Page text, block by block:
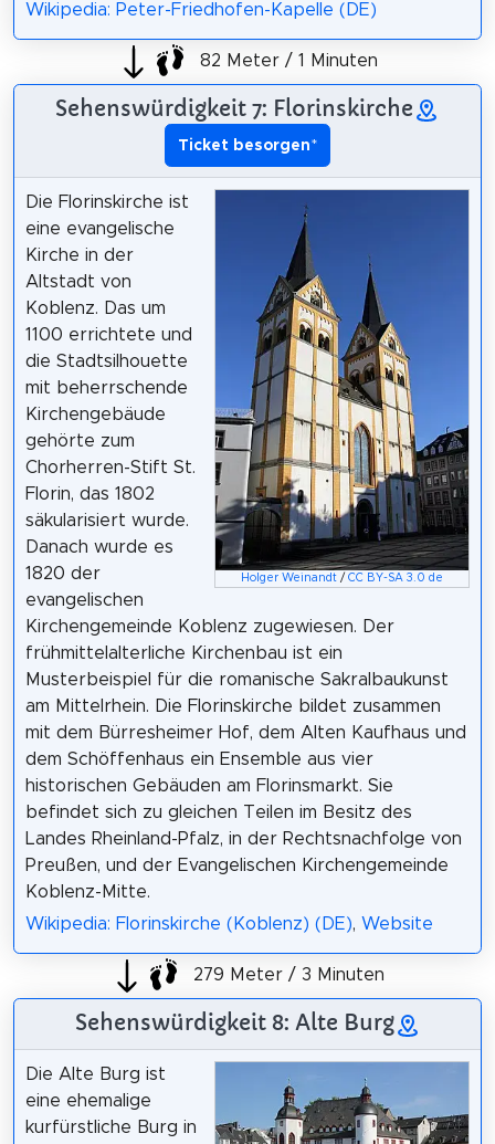
Wikipedia: Peter-Friedhofen-Kapelle (DE)
82 Meter / 1 Minuten
Sehenswürdigkeit 7: Florinskirche
Ticket besorgen*
Holger Weinandt /CC BY-SA 3.0 de
Die Florinskirche ist
eine evangelische
Kirche in der
Altstadt von
Koblenz. Das um
1100 errichtete und
die Stadtsilhouette
mit beherrschende
Kirchengebäude
gehörte zum
Chorherren-Stift St.
Florin, das 1802
säkularisiert wurde.
Danach wurde es
1820 der
evangelischen
Kirchengemeinde Koblenz zugewiesen. Der
frühmittelalterliche Kirchenbau ist ein
Musterbeispiel für die romanische Sakralbaukunst
am Mittelrhein. Die Florinskirche bildet zusammen
mit dem Bürresheimer Hof, dem Alten Kaufhaus und
dem Schöffenhaus ein Ensemble aus vier
historischen Gebäuden am Florinsmarkt. Sie
befindet sich zu gleichen Teilen im Besitz des
Landes Rheinland-Pfalz, in der Rechtsnachfolge von
Preußen, und der Evangelischen Kirchengemeinde
Koblenz-Mitte.
Wikipedia: Florinskirche (Koblenz) (DE), Website
279 Meter / 3 Minuten
Sehenswürdigkeit 8: Alte Burg
Die Alte Burg ist
eine ehemalige
kurfürstliche Burg in